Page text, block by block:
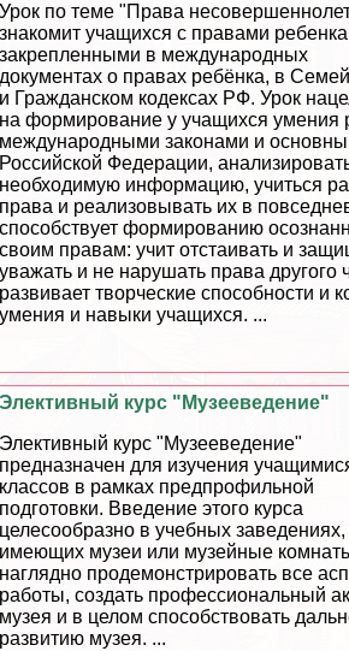
Урок по теме "Права
знакомит учащихся с правами
закрепленными в международных
документах о правах ребёнка, в
и Гражданском кодексах РФ. Урок
на формирование у учащихся умения
международными законами и
Российской Федерации,
необходимую информацию, учиться
права и реализовывать их в
способствует формированию
своим правам: учит отстаивать и
уважать и не нарушать права другого
развивает творческие способности и
умения и навыки учащихся. ...
Элективный курс "Музееведение"
Элективный курс "Музееведение"
предназначен для изучения
классов в рамках предпрофильной
подготовки. Введение этого курса
целесообразно в учебных заведениях,
имеющих музеи или музейные
наглядно продемонстрировать все
работы, создать профессиональный
музея и в целом способствовать
развитию музея. ...